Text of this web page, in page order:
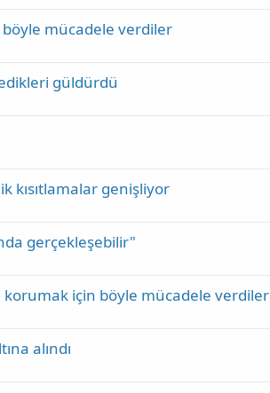
mücadele verdiler
güldürdü
kısıtlamalar genişliyor
gerçekleşebilir"
için böyle mücadele verdiler
alındı